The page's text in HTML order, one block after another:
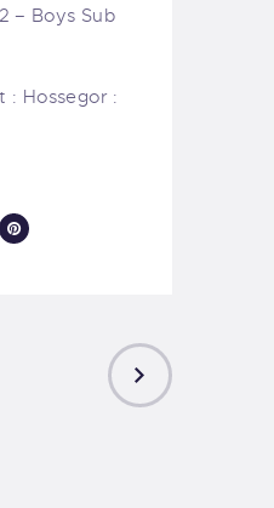
– Boys Sub
: Hossegor :